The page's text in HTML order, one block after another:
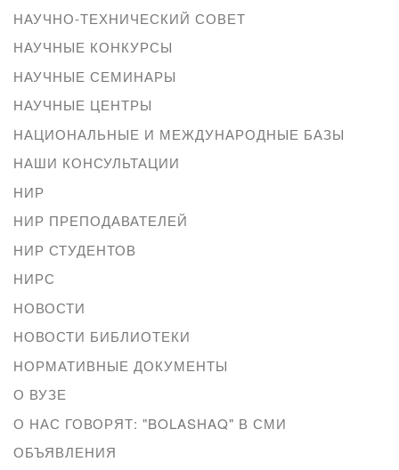
НАУЧНО-ТЕХНИЧЕСКИЙ СОВЕТ
НАУЧНЫЕ КОНКУРСЫ
НАУЧНЫЕ СЕМИНАРЫ
НАУЧНЫЕ ЦЕНТРЫ
НАЦИОНАЛЬНЫЕ И МЕЖДУНАРОДНЫЕ БАЗЫ
НАШИ КОНСУЛЬТАЦИИ
НИР
НИР ПРЕПОДАВАТЕЛЕЙ
НИР СТУДЕНТОВ
НИРС
НОВОСТИ
НОВОСТИ БИБЛИОТЕКИ
НОРМАТИВНЫЕ ДОКУМЕНТЫ
О ВУЗЕ
О НАС ГОВОРЯТ: "BOLASHAQ" В СМИ
ОБЪЯВЛЕНИЯ